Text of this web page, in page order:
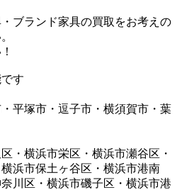
ブランド家具の買取をお考えの
す
平塚市・逗子市・横須賀市・葉
・横浜市栄区・横浜市瀬谷区・
浜市保土ヶ谷区・横浜市港南
川区・横浜市磯子区・横浜市港